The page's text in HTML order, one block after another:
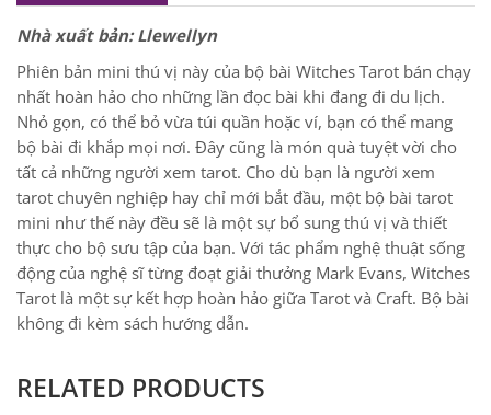
Nhà xuất bản:Llewellyn
Phiên bản mini thú vị này của bộ bài Witches Tarot bán chạy
nhất hoàn hảo cho những lần đọc bài khi đang đi du lịch.
Nhỏ gọn, có thể bỏ vừa túi quần hoặc ví, bạn có thể mang
bộ bài đi khắp mọi nơi. Đây cũng là món quà tuyệt vời cho
tất cả những người xem tarot. Cho dù bạn là người xem
tarot chuyên nghiệp hay chỉ mới bắt đầu, một bộ bài tarot
mini như thế này đều sẽ là một sự bổ sung thú vị và thiết
thực cho bộ sưu tập của bạn. Với tác phẩm nghệ thuật sống
động của nghệ sĩ từng đoạt giải thưởng Mark Evans, Witches
Tarot là một sự kết hợp hoàn hảo giữa Tarot và Craft. Bộ bài
không đi kèm sách hướng dẫn.
RELATED PRODUCTS